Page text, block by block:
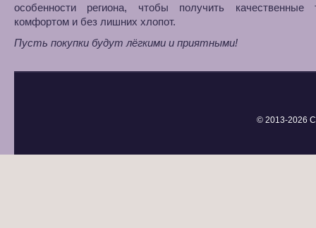
особенности региона, чтобы получить
комфортом и без лишних хлопот.
Пусть покупки будут лёгкими и приятными!
© 2013-2026